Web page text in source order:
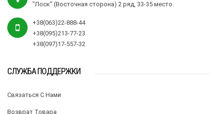
"Лоск" (Восточная сторона) 2 ряд, 33-35 место.
+38(063)22-888-44
+38(095)213-77-23
+38(097)17-557-32
СЛУЖБА ПОДДЕРЖКИ
Связаться С Нами
Возврат Товара